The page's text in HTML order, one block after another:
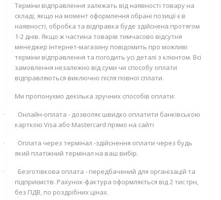
Терміни відправлення залежать від наявності товару на
складі, якщо на момент оформлення обрані позиції є в
наявності, обробка та відправка буде здійснена протягом
1-2 днів. Якщо ж частина товарів тимчасово відсутня
менеджер інтернет-магазину повідомить про можливі
терміни відправлення та погодить усі деталі з клієнтом. Всі
замовлення незалежно від суми чи способу оплати
відправляються виключно після повної сплати.
Ми пропонуємо декілька зручних способів оплати:
·
Онлайн-оплата - дозволяє швидко оплатити банківською
карткою Visa або Mastercard прямо на сайті
·
Оплата через термінал -здійснення оплати через будь
який платіжний термінал на ваш вибір.
·
Безготівкова оплата - передбачений для організацій та
підприємств. Рахунок-фактура оформляється від 2 тис грн,
без ПДВ, по роздрібних цінах.